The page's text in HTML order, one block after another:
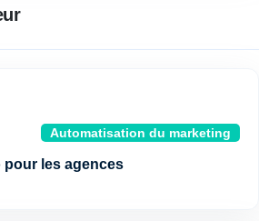
Automatisation du marketing
les agences